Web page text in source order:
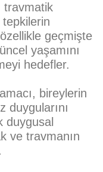
travmatik
tepkilerin
geçmişte
yaşamını
hedefler.
bireylerin
duygularını
duygusal
ve travmanın